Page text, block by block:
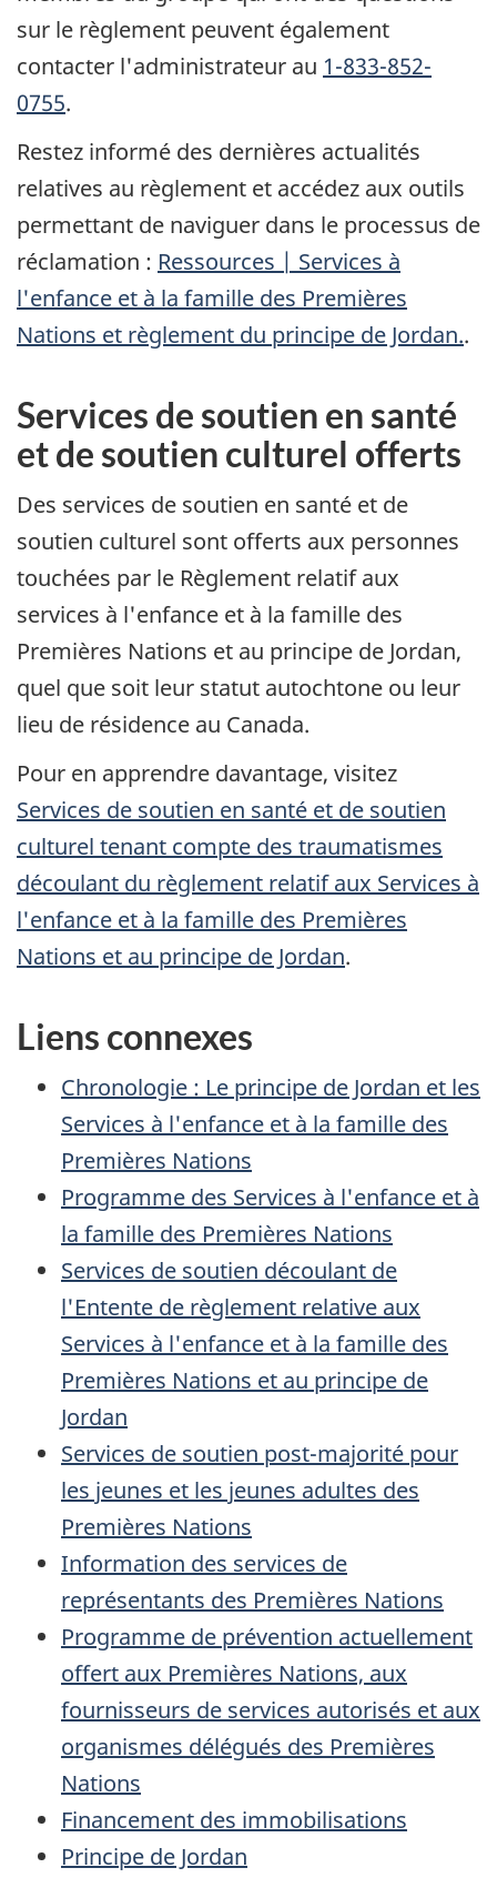
sur le règlement peuvent également
contacter l'administrateur au 1-833-852-
0755.
Restez informé des dernières actualités
relatives au règlement et accédez aux outils
permettant de naviguer dans le processus de
réclamation : Ressources | Services à
l'enfance et à la famille des Premières
Nations et règlement du principe de Jordan..
Services de soutien en santé
et de soutien culturel offerts
Des services de soutien en santé et de
soutien culturel sont offerts aux personnes
touchées par le Règlement relatif aux
services à l'enfance et à la famille des
Premières Nations et au principe de Jordan,
quel que soit leur statut autochtone ou leur
lieu de résidence au Canada.
Pour en apprendre davantage, visitez
Services de soutien en santé et de soutien
culturel tenant compte des traumatismes
découlant du règlement relatif aux Services à
l'enfance et à la famille des Premières
Nations et au principe de Jordan.
Liens connexes
Chronologie : Le principe de Jordan et les
Services à l'enfance et à la famille des
Premières Nations
Programme des Services à l'enfance et à
la famille des Premières Nations
Services de soutien découlant de
l'Entente de règlement relative aux
Services à l'enfance et à la famille des
Premières Nations et au principe de
Jordan
Services de soutien post-majorité pour
les jeunes et les jeunes adultes des
Premières Nations
Information des services de
représentants des Premières Nations
Programme de prévention actuellement
offert aux Premières Nations, aux
fournisseurs de services autorisés et aux
organismes délégués des Premières
Nations
Financement des immobilisations
Principe de Jordan